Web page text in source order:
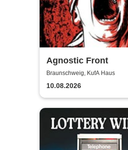
Agnostic Front
Braunschweig, KufA Haus
10.08.2026